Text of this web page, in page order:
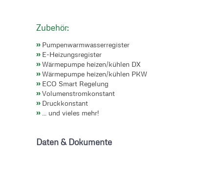
Zubehör:
››Pumpenwarmwasserregister
››E-Heizungsregister
››Wärmepumpe heizen/kühlen DX
››Wärmepumpe heizen/kühlen PKW
››ECO Smart Regelung
››Volumenstromkonstant
››Druckkonstant
››... und vieles mehr!
Daten & Dokumente